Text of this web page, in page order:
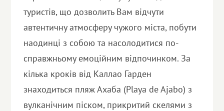
туристів, що дозволить Вам відчути
автентичну атмосферу чужого міста, побути
наодинці з собою та насолодитися по-
справжньому емоційним відпочинком. За
кілька кроків від Каллао Гарден
знаходиться пляж Ахаба (Playa de Ajabo) з
вулканічним піском, прикритий скелями з